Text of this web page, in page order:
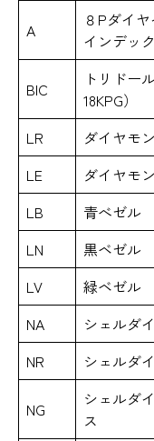
A
８Pダイ
インデッ
BIC
トリドー
18KPG）
LR
ダイヤモ
LE
ダイヤモ
LB
青べゼル
LN
黒ベゼル
LV
緑ベゼル
NA
シェルダ
NR
シェルダ
NG
シェルダ
ス